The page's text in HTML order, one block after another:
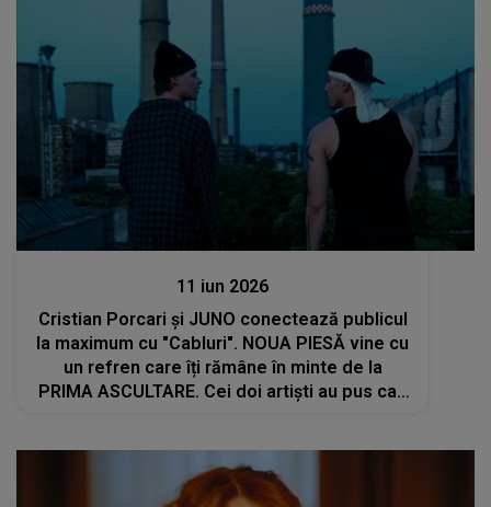
11 iun 2026
Cristian Porcari și JUNO conectează publicul
la maximum cu "Cabluri". NOUA PIESĂ vine cu
un refren care îți rămâne în minte de la
PRIMA ASCULTARE. Cei doi artiști au pus cap